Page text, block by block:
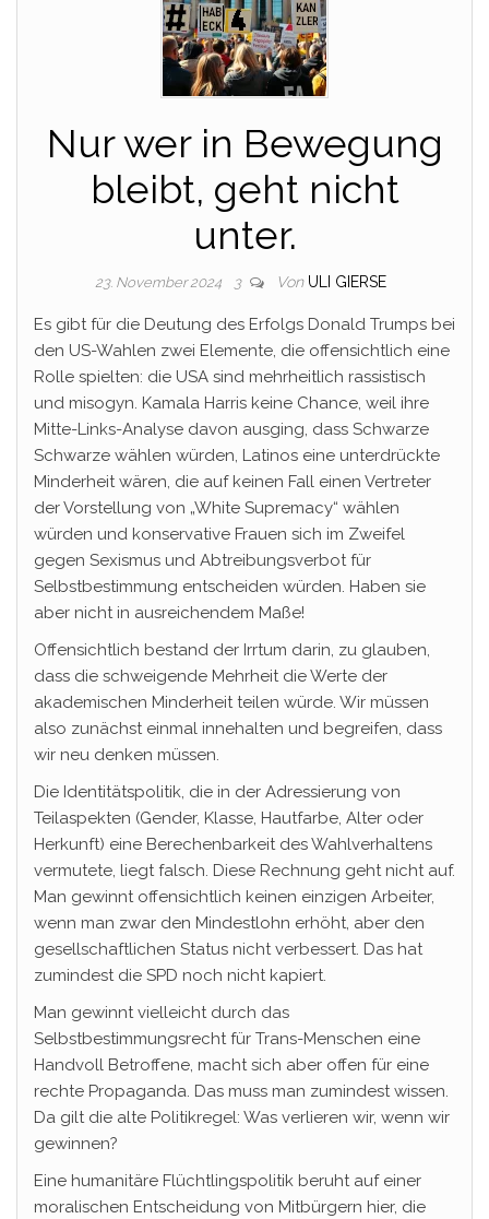
Nur wer in Bewegung
bleibt, geht nicht
unter.
23. November 2024 3 Von ULI GIERSE
Es gibt für die Deutung des Erfolgs Donald Trumps bei
den US-Wahlen zwei Elemente, die offensichtlich eine
Rolle spielten: die USA sind mehrheitlich rassistisch
und misogyn. Kamala Harris keine Chance, weil ihre
Mitte-Links-Analyse davon ausging, dass Schwarze
Schwarze wählen würden, Latinos eine unterdrückte
Minderheit wären, die auf keinen Fall einen Vertreter
der Vorstellung von „White Supremacy“ wählen
würden und konservative Frauen sich im Zweifel
gegen Sexismus und Abtreibungsverbot für
Selbstbestimmung entscheiden würden. Haben sie
aber nicht in ausreichendem Maße!
Offensichtlich bestand der Irrtum darin, zu glauben,
dass die schweigende Mehrheit die Werte der
akademischen Minderheit teilen würde. Wir müssen
also zunächst einmal innehalten und begreifen, dass
wir neu denken müssen.
Die Identitätspolitik, die in der Adressierung von
Teilaspekten (Gender, Klasse, Hautfarbe, Alter oder
Herkunft) eine Berechenbarkeit des Wahlverhaltens
vermutete, liegt falsch. Diese Rechnung geht nicht auf.
Man gewinnt offensichtlich keinen einzigen Arbeiter,
wenn man zwar den Mindestlohn erhöht, aber den
gesellschaftlichen Status nicht verbessert. Das hat
zumindest die SPD noch nicht kapiert.
Man gewinnt vielleicht durch das
Selbstbestimmungsrecht für Trans-Menschen eine
Handvoll Betroffene, macht sich aber offen für eine
rechte Propaganda. Das muss man zumindest wissen.
Da gilt die alte Politikregel: Was verlieren wir, wenn wir
gewinnen?
Eine humanitäre Flüchtlingspolitik beruht auf einer
moralischen Entscheidung von Mitbürgern hier, die